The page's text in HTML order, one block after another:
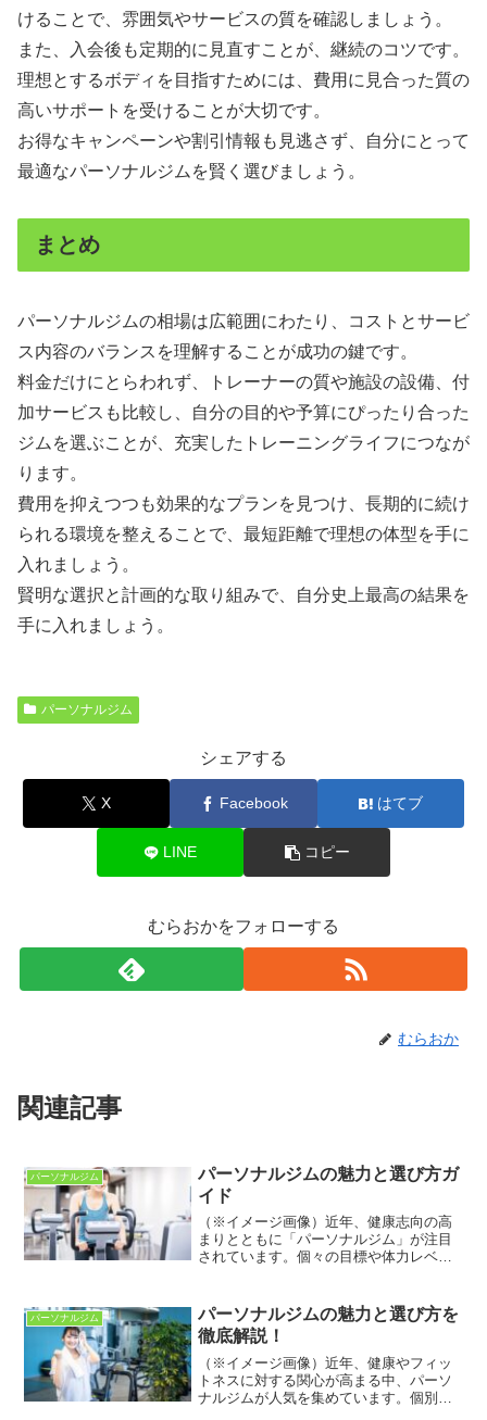
けることで、雰囲気やサービスの質を確認しましょう。
また、入会後も定期的に見直すことが、継続のコツです。
理想とするボディを目指すためには、費用に見合った質の
高いサポートを受けることが大切です。
お得なキャンペーンや割引情報も見逃さず、自分にとって
最適なパーソナルジムを賢く選びましょう。
まとめ
パーソナルジムの相場は広範囲にわたり、コストとサービ
ス内容のバランスを理解することが成功の鍵です。
料金だけにとらわれず、トレーナーの質や施設の設備、付
加サービスも比較し、自分の目的や予算にぴったり合った
ジムを選ぶことが、充実したトレーニングライフにつなが
ります。
費用を抑えつつも効果的なプランを見つけ、長期的に続け
られる環境を整えることで、最短距離で理想の体型を手に
入れましょう。
賢明な選択と計画的な取り組みで、自分史上最高の結果を
手に入れましょう。
パーソナルジム
シェアする
X Facebook はてブ
LINE コピー
むらおかをフォローする
むらおか
関連記事
パーソナルジム
パーソナルジムの魅力と選び方ガ
イド
（※イメージ画像）近年、健康志向の高
まりとともに「パーソナルジム」が注目
されています。個々の目標や体力レベル
トや筋力アップに挫折した方々に最適で
す。このジムでは、トレー...
パーソナルジム
パーソナルジムの魅力と選び方を
徹底解説！
（※イメージ画像）近年、健康やフィッ
トネスに対する関心が高まる中、パーソ
ナルジムが人気を集めています。個別の